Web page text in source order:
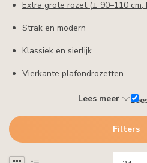
Extra grote rozet (± 90–110 cm,
Strak en modern
Klassiek en sierlijk
Vierkante plafondrozetten
Lees meer
Filters